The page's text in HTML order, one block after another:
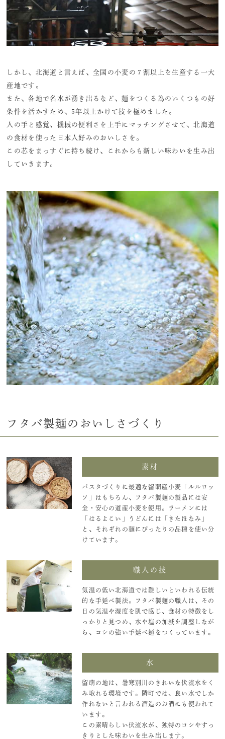
しかし、北海道と言えば、全国の小麦の７割以上を生産する一大
産地です。
また、各地で名水が湧き出るなど、麺をつくる為のいくつもの好
条件を活かすため、5年以上かけて技を極めました。
人の手と感覚、機械の便利さを上手にマッチングさせて、北海道
の食材を使った日本人好みのおいしさを。
この芯をまっすぐに持ち続け、これからも新しい味わいを生み出
していきます。
フタバ製麺のおいしさづくり
素材
パスタづくりに最適な留萌産小麦「ルルロッ
ソ」はもちろん、フタバ製麺の製品には安
全・安心の道産小麦を使用。ラーメンには
「はるよこい」うどんには「きたほなみ」
と、それぞれの麺にぴったりの品種を使い分
けています。
職人の技
気温の低い北海道では難しいといわれる伝統
的な手延べ製法。フタバ製麺の職人は、その
日の気温や湿度を肌で感じ、食材の特徴をし
っかりと見つめ、水や塩の加減を調整しなが
ら、コシの強い手延べ麺をつくっています。
水
留萌の地は、暑寒別川のきれいな伏流水をく
み取れる環境です。隣町では、良い水でしか
作れないと言われる酒造のお酒にも使われて
います。
この素晴らしい伏流水が、独特のコシやすっ
きりとした味わいを生み出します。